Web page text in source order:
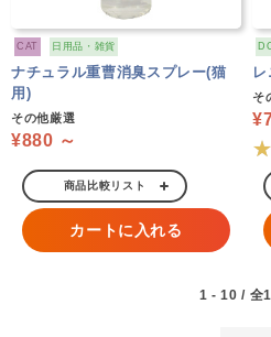
CAT 日用品・雑貨
ナチュラル重曹消臭スプレー(猫
用)
その他厳選
¥880 ～
商品比較リスト
カートに入れる
そ
1 - 10 / 全